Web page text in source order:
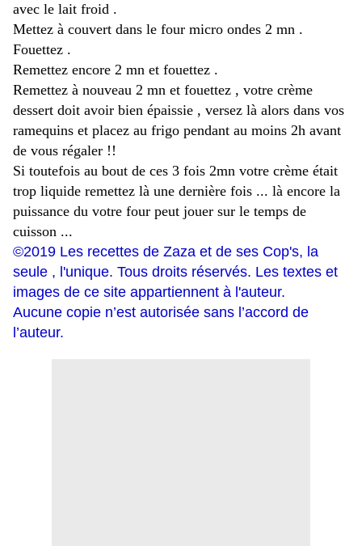
avec le lait froid .
Mettez à couvert dans le four micro ondes 2 mn .
Fouettez .
Remettez encore 2 mn et fouettez .
Remettez à nouveau 2 mn et fouettez , votre crème
dessert doit avoir bien épaissie , versez là alors dans vos
ramequins et placez au frigo pendant au moins 2h avant
de vous régaler !!
Si toutefois au bout de ces 3 fois 2mn votre crème était
trop liquide remettez là une dernière fois ... là encore la
puissance du votre four peut jouer sur le temps de
cuisson ...
©2019 Les recettes de Zaza et de ses Cop's, la
seule , l'unique. Tous droits réservés. Les textes et
images de ce site appartiennent à l'auteur.
Aucune copie n’est autorisée sans l’accord de
l’auteur.